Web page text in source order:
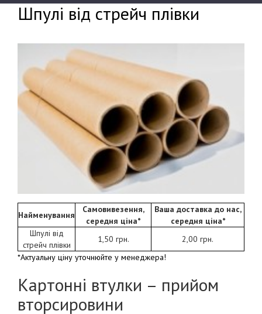
Шпулі від стрейч плівки
Найменування
Самовивезення,
середня ціна*
Ваша доставка до нас,
середня ціна*
Шпулі від
стрейч плівки
1,50 грн.
2,00 грн.
*Актуальну ціну уточнюйте у менеджера!
Картонні втулки – прийом
вторсировини